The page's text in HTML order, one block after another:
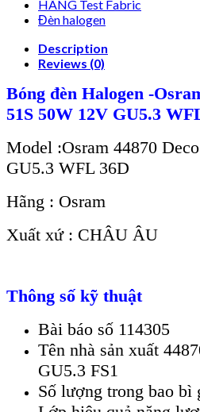
HÃNG Test Fabric
Đèn halogen
Description
Reviews (0)
Bóng đèn Halogen -
51S 50W 12V GU5.3
Model :Osram 44870
GU5.3 WFL 36D
Hãng : Osram
Xuất xứ : CHÂU ÂU
Thông số kỹ thuật
Bài báo số 114305
Tên nhà sản xuất
GU5.3 FS1
Số lượng trong bao bì